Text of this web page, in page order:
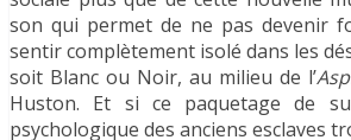
son qui permet de ne pas devenir
sentir complètement isolé dans les
soit Blanc ou Noir, au milieu de l’
Huston. Et si ce paquetage de
psychologique des anciens esclaves